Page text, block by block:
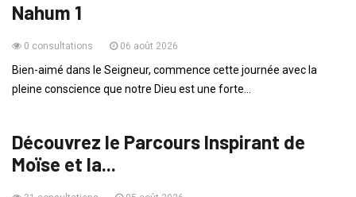
Nahum 1
0 consultations 06 août 2026
Bien-aimé dans le Seigneur, commence cette journée avec la
pleine conscience que notre Dieu est une forte...
Découvrez le Parcours Inspirant de
Moïse et la...